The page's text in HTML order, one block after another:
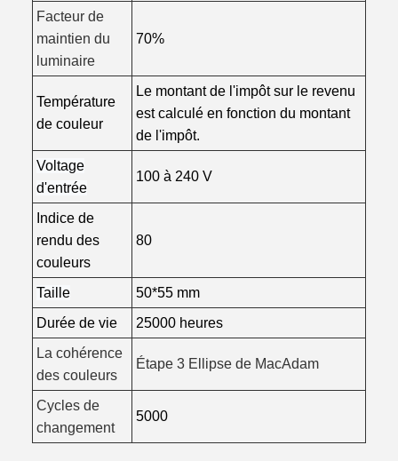
Facteur de
maintien du
luminaire
70%
Température
de couleur
Le montant de l'impôt sur le revenu
est calculé en fonction du montant
de l'impôt.
Voltage
d'entrée
100 à 240 V
Indice de
rendu des
couleurs
80
Taille
50*55 mm
Durée de vie
25000 heures
La cohérence
des couleurs
Étape 3 Ellipse de MacAdam
Cycles de
changement
5000